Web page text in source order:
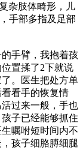
杂肢体畸形，儿
手部多指及足部
手臂，我抱着孩
置揉了2下就说
。医生把处方单
看手的恢复情
过来一般，手也
子已经能够抓住
嘱咐短时间内不
孩子细胳膊细腿